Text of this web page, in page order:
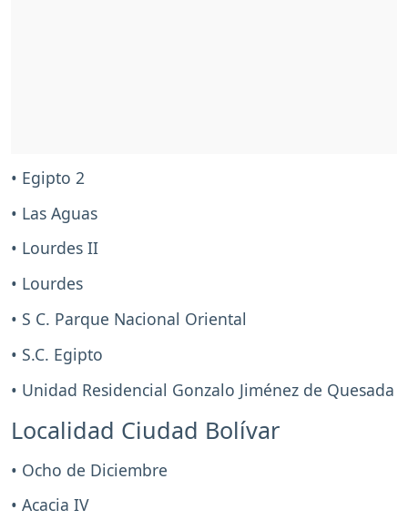
• Egipto 2
• Las Aguas
• Lourdes II
• Lourdes
• S C. Parque Nacional Oriental
• S.C. Egipto
• Unidad Residencial Gonzalo Jiménez de Quesada
Localidad Ciudad Bolívar
• Ocho de Diciembre
• Acacia IV